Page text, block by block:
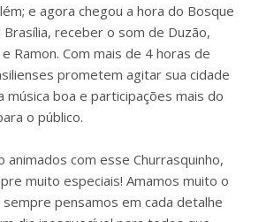
e agora chegou a hora do Bosque
Brasília, receber o som de Duzão,
Ramon. Com mais de 4 horas de
prometem agitar sua cidade
música boa e participações mais do
o público.
animados com esse Churrasquinho,
muito especiais! Amamos muito o
pensamos em cada detalhe